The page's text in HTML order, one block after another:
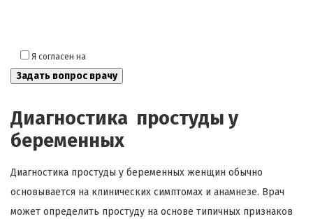
Я согласен на
Диагностика простуды у
беременных
Диагностика простуды у беременных женщин обычно
основывается на клинических симптомах и анамнезе. Врач
может определить простуду на основе типичных признаков